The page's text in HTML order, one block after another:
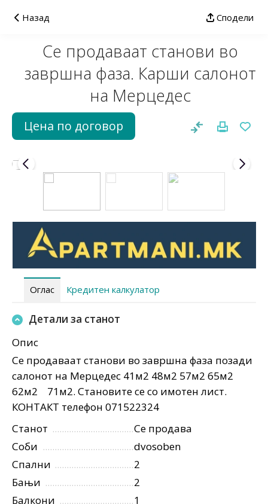
Назад Сподели
Се продаваат станови во
завршна фаза. Карши салонот
на Мерцедес
Цена по договор
Оглас Кредитен калкулатор
Детали за станот
Опис
Се продаваат станови во завршна фаза позади
салонот на Мерцедес 41м2 48м2 57м2 65м2
62м2 71м2. Становите се со имотен лист.
КОНТАКТ телефон 071522324
Станот
Се продава
Соби
dvosoben
Спални
2
Бањи
2
Балкони
1